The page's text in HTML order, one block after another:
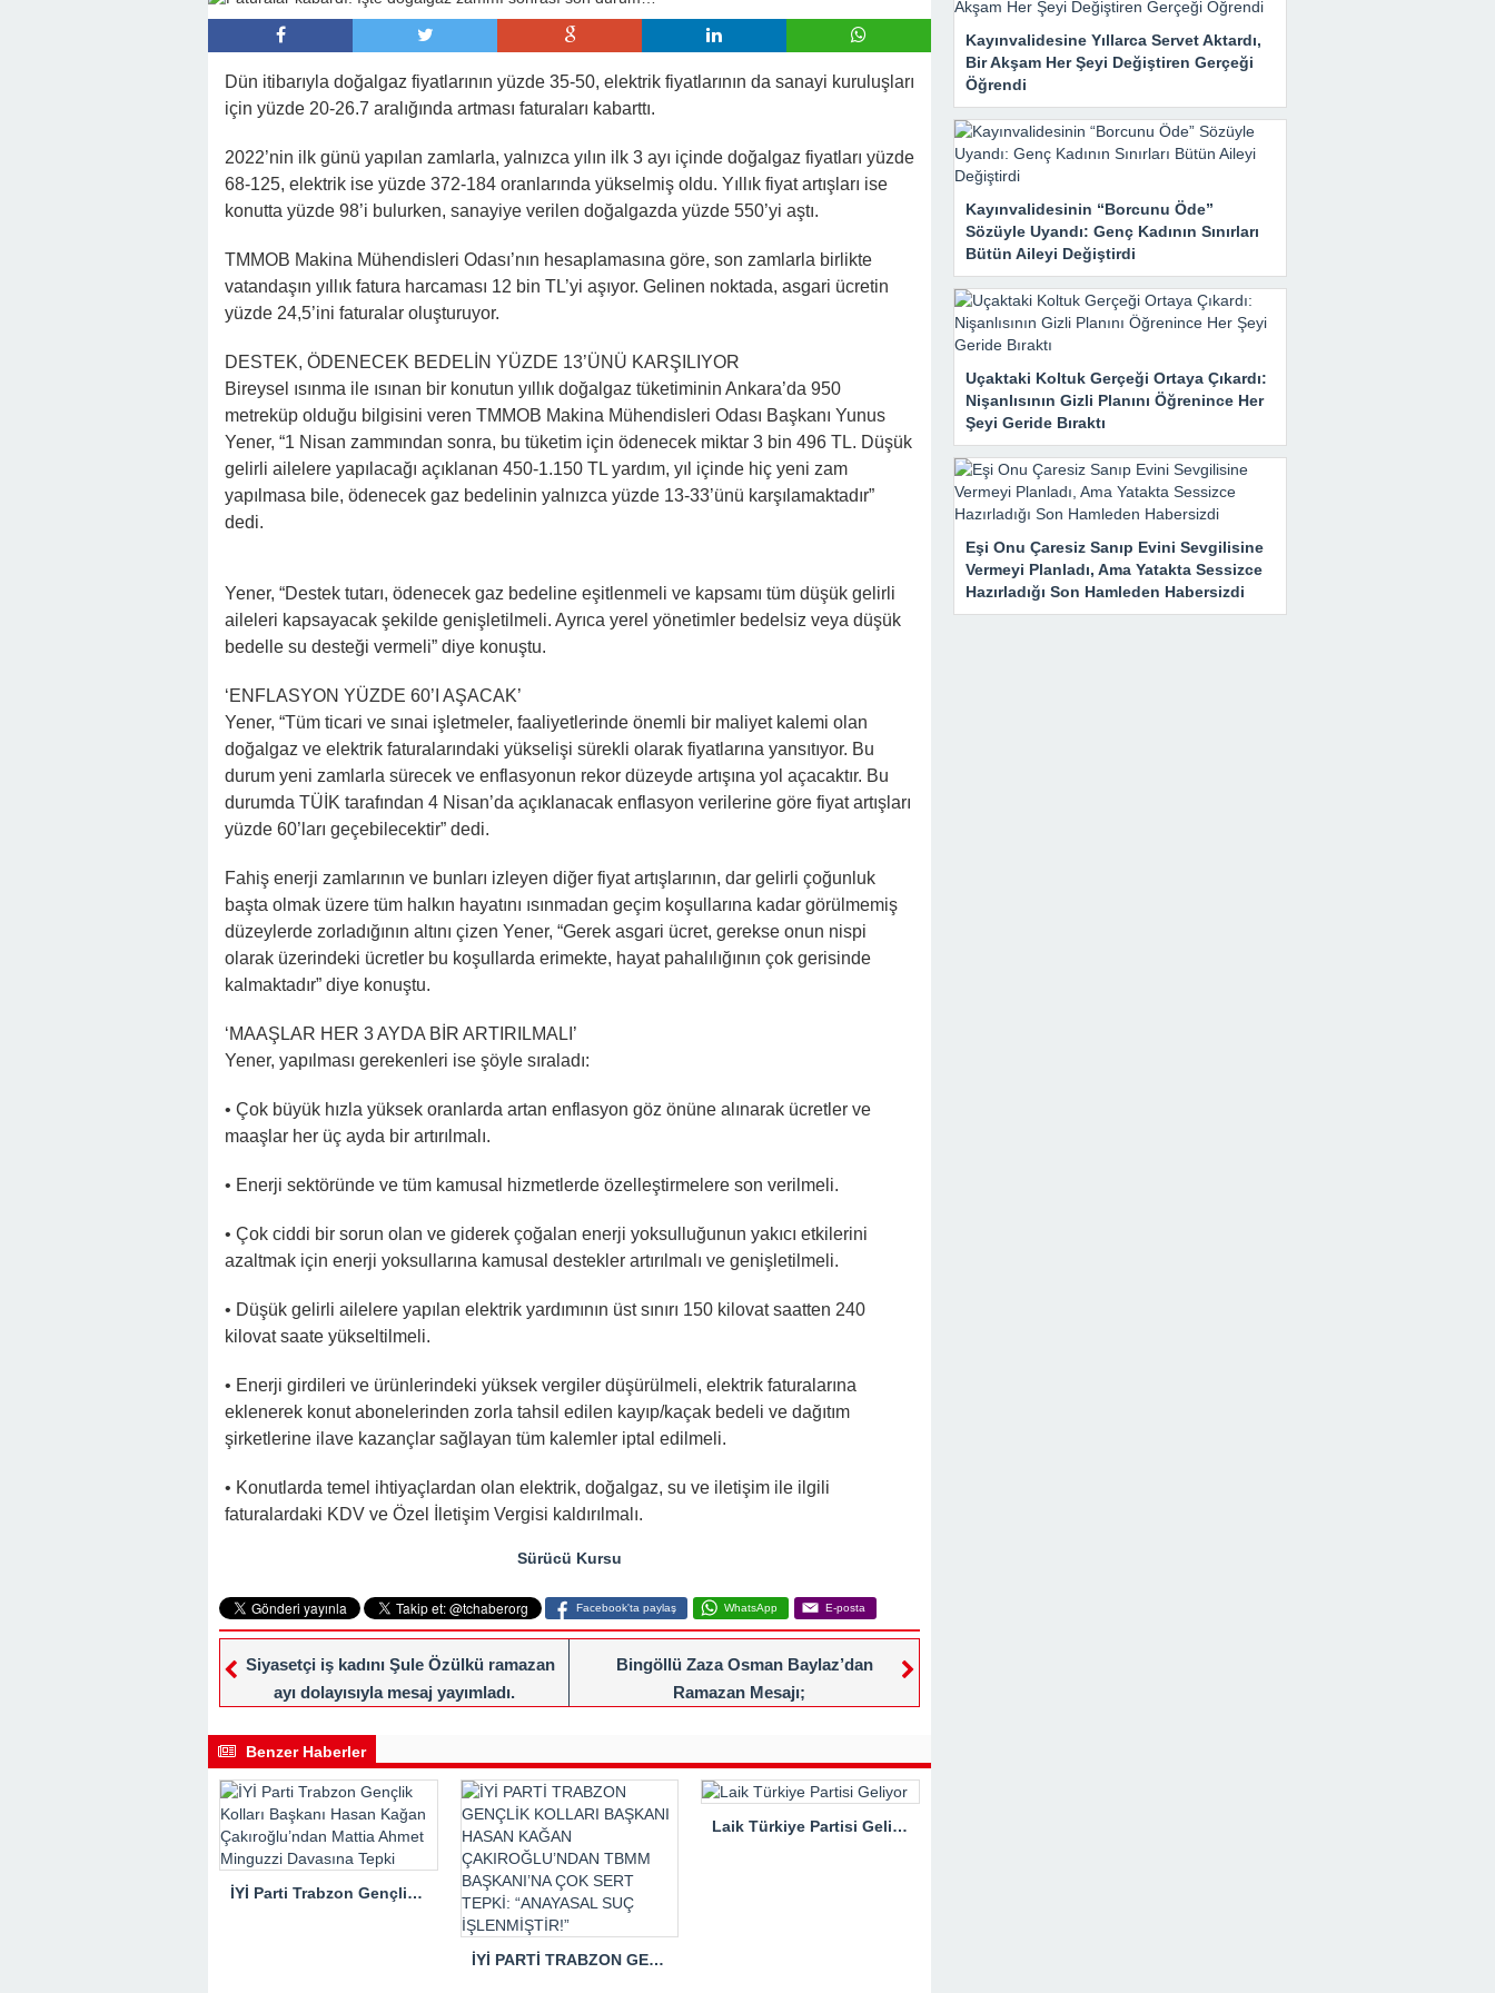
22:16 - Hapisten Dönen Kayınpederini Mahzene Saklamak İstediler, Gelini Gerçeği Ortaya Çıkardı
Dün itibarıyla doğalgaz fiyatlarının yüzde 35-50, elektrik fiyatlarının da sanayi kuruluşları
için yüzde 20-26.7 aralığında artması faturaları kabarttı.
2022’nin ilk günü yapılan zamlarla, yalnızca yılın ilk 3 ayı içinde doğalgaz fiyatları yüzde
68-125, elektrik ise yüzde 372-184 oranlarında yükselmiş oldu. Yıllık fiyat artışları ise
konutta yüzde 98’i bulurken, sanayiye verilen doğalgazda yüzde 550’yi aştı.
TMMOB Makina Mühendisleri Odası’nın hesaplamasına göre, son zamlarla birlikte
vatandaşın yıllık fatura harcaması 12 bin TL’yi aşıyor. Gelinen noktada, asgari ücretin
yüzde 24,5’ini faturalar oluşturuyor.
DESTEK, ÖDENECEK BEDELİN YÜZDE 13’ÜNÜ KARŞILIYOR
Bireysel ısınma ile ısınan bir konutun yıllık doğalgaz tüketiminin Ankara’da 950
metreküp olduğu bilgisini veren TMMOB Makina Mühendisleri Odası Başkanı Yunus
Yener, “1 Nisan zammından sonra, bu tüketim için ödenecek miktar 3 bin 496 TL. Düşük
gelirli ailelere yapılacağı açıklanan 450-1.150 TL yardım, yıl içinde hiç yeni zam
yapılmasa bile, ödenecek gaz bedelinin yalnızca yüzde 13-33’ünü karşılamaktadır”
dedi.
Yener, “Destek tutarı, ödenecek gaz bedeline eşitlenmeli ve kapsamı tüm düşük gelirli
aileleri kapsayacak şekilde genişletilmeli. Ayrıca yerel yönetimler bedelsiz veya düşük
bedelle su desteği vermeli” diye konuştu.
‘ENFLASYON YÜZDE 60’I AŞACAK’
Yener, “Tüm ticari ve sınai işletmeler, faaliyetlerinde önemli bir maliyet kalemi olan
doğalgaz ve elektrik faturalarındaki yükselişi sürekli olarak fiyatlarına yansıtıyor. Bu
durum yeni zamlarla sürecek ve enflasyonun rekor düzeyde artışına yol açacaktır. Bu
durumda TÜİK tarafından 4 Nisan’da açıklanacak enflasyon verilerine göre fiyat artışları
yüzde 60’ları geçebilecektir” dedi.
Fahiş enerji zamlarının ve bunları izleyen diğer fiyat artışlarının, dar gelirli çoğunluk
başta olmak üzere tüm halkın hayatını ısınmadan geçim koşullarına kadar görülmemiş
düzeylerde zorladığının altını çizen Yener, “Gerek asgari ücret, gerekse onun nispi
olarak üzerindeki ücretler bu koşullarda erimekte, hayat pahalılığının çok gerisinde
kalmaktadır” diye konuştu.
‘MAAŞLAR HER 3 AYDA BİR ARTIRILMALI’
Yener, yapılması gerekenleri ise şöyle sıraladı:
• Çok büyük hızla yüksek oranlarda artan enflasyon göz önüne alınarak ücretler ve
maaşlar her üç ayda bir artırılmalı.
• Enerji sektöründe ve tüm kamusal hizmetlerde özelleştirmelere son verilmeli.
• Çok ciddi bir sorun olan ve giderek çoğalan enerji yoksulluğunun yakıcı etkilerini
azaltmak için enerji yoksullarına kamusal destekler artırılmalı ve genişletilmeli.
• Düşük gelirli ailelere yapılan elektrik yardımının üst sınırı 150 kilovat saatten 240
kilovat saate yükseltilmeli.
• Enerji girdileri ve ürünlerindeki yüksek vergiler düşürülmeli, elektrik faturalarına
eklenerek konut abonelerinden zorla tahsil edilen kayıp/kaçak bedeli ve dağıtım
şirketlerine ilave kazançlar sağlayan tüm kalemler iptal edilmeli.
• Konutlarda temel ihtiyaçlardan olan elektrik, doğalgaz, su ve iletişim ile ilgili
faturalardaki KDV ve Özel İletişim Vergisi kaldırılmalı.
Sürücü Kursu
Facebook'ta paylaş WhatsApp E-posta
Siyasetçi iş kadını Şule Özülkü ramazan
ayı dolayısıyla mesaj yayımladı.
Bingöllü Zaza Osman Baylaz’dan
Ramazan Mesajı;
Benzer Haberler
İYİ Parti Trabzon Gençlik Kolları Başkanı Hasan Kağan Çakıroğlu’ndan Mattia Ahmet Minguzzi Davasına Tepki
İYİ PARTİ TRABZON GENÇLİK KOLLARI BAŞKANI HASAN KAĞAN ÇAKIROĞLU’NDAN TBMM BAŞKANI’NA ÇOK SERT TEPKİ: “ANAYASAL SUÇ İŞLENMİŞTİR!”
Laik Türkiye Partisi Geliyor
Kayınvalidesine Yıllarca Servet Aktardı,
Bir Akşam Her Şeyi Değiştiren Gerçeği
Öğrendi
Kayınvalidesinin “Borcunu Öde”
Sözüyle Uyandı: Genç Kadının Sınırları
Bütün Aileyi Değiştirdi
Uçaktaki Koltuk Gerçeği Ortaya Çıkardı:
Nişanlısının Gizli Planını Öğrenince Her
Şeyi Geride Bıraktı
Eşi Onu Çaresiz Sanıp Evini Sevgilisine
Vermeyi Planladı, Ama Yatakta Sessizce
Hazırladığı Son Hamleden Habersizdi